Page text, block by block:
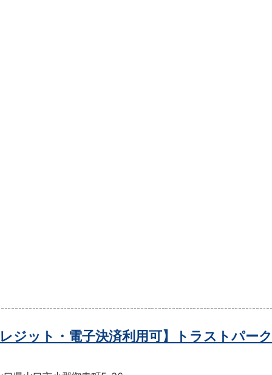
レジット・電子決済利用可】トラストパー